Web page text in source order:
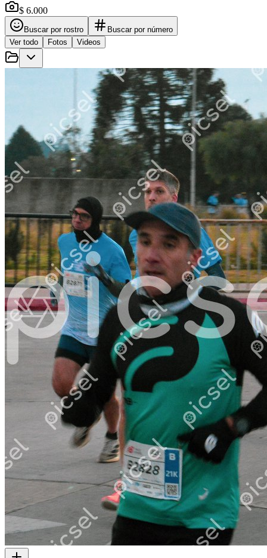
$ 6.000
Buscar por rostro
Buscar por número
Ver todo
Fotos Videos